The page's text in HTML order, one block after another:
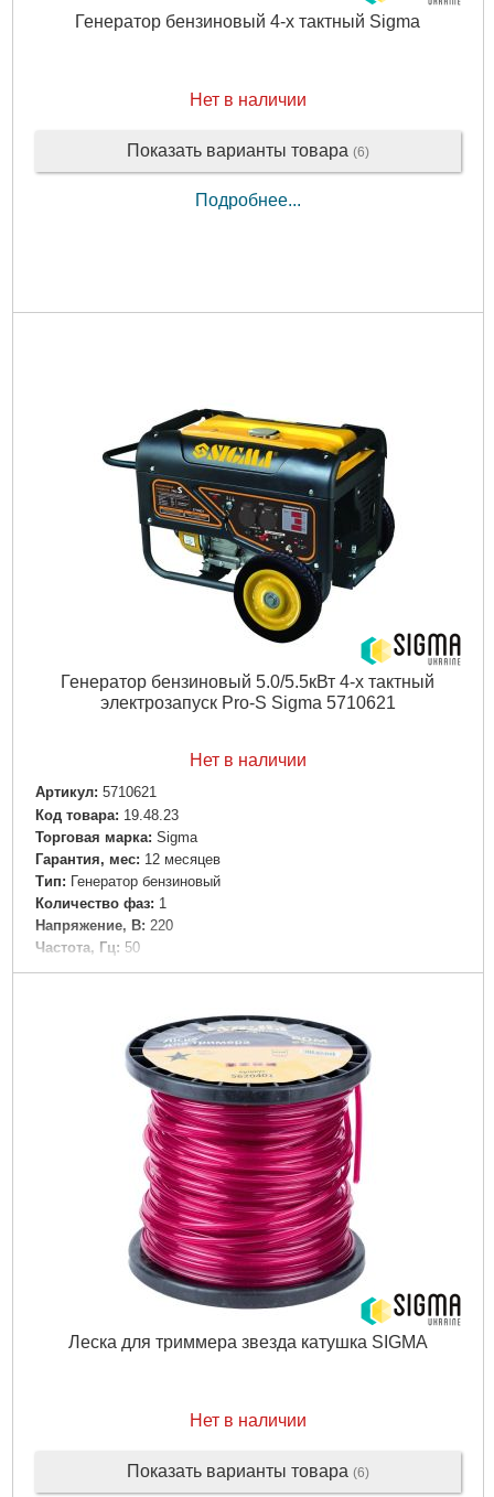
Генератор бензиновый 4-х тактный Sigma
Нет в наличии
Показать варианты товара (6)
Подробнее...
Генератор бензиновый 5.0/5.5кВт 4-х тактный
электрозапуск Pro-S Sigma 5710621
Нет в наличии
Артикул: 5710621
Код товара: 19.48.23
Торговая марка: Sigma
Гарантия, мес: 12 месяцев
Тип: Генератор бензиновый
Количество фаз: 1
Напряжение, В: 220
Частота, Гц: 50
Номинальная мощность генератора, кВт: 5
Выход постоянного тока, В/А: 12/8.3
Тип двигателя привода: Бензиновый, 4-тактный, воздушного
Бензин АИ-92, АИ-95
Расход топлива, г/кВт*ч: 313
Емкость топливного бака, л: 25
Объем масляного картера, л: 1.1
Мощность двигателя привода, л.с.: 13
Мощность двигателя привода, кВт: 9,6
Рабочий объем двигателя привода, см³: 389
Время беспрерывной работы, ч: 10
Система запуска: ручная/электрозапуск
Уровень шума, дБ: 74
Вес брутто: 86,000 г
Леска для триммера звезда катушка SIGMA
Нет в наличии
Показать варианты товара (6)